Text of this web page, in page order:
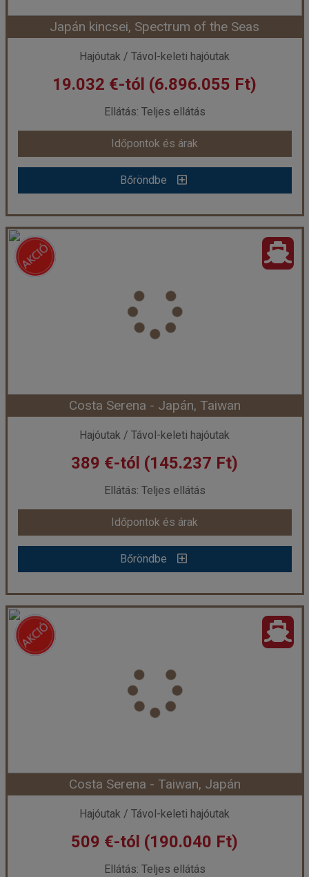
Időpont: 2026-08-06 | 12 éj
már 2.970 €-tól (1.076.150 Ft)
Időpontok és árak
Bőröndbe
Japán kincsei, Spectrum of the Seas
Hajóutak / Távol-keleti hajóutak
19.032 €-tól (6.896.055 Ft)
Ellátás: Teljes ellátás
Időpontok és árak
Bőröndbe
Japán kincsei, Spectrum of the Seas
Japán hajóutak
Utazás módja:Hajó
Ellátás: Teljes ellátás
Szálláskategória:Hajó kabin
grand suite - 1 hálószobás
Időpont: 2026-08-08 | 8 éj
már 19.032 €-tól (6.896.055 Ft)
Időpontok és árak
Bőröndbe
Costa Serena - Japán, Taiwan
Hajóutak / Távol-keleti hajóutak
389 €-tól (145.237 Ft)
Ellátás: Teljes ellátás
Időpontok és árak
Bőröndbe
Costa Serena - Japán, Taiwan
Távol-keleti hajóutak
Utazás módja:Hajó
Ellátás: Teljes ellátás
Szálláskategória:Hajó kabin
Costa ár, The Interior (I1), 2 felnőtt
Időpont: 2026-08-10 | 3 éj
már 389 €-tól (145.237 Ft)
Costa Serena - Taiwan, Japán
Hajóutak / Távol-keleti hajóutak
509 €-tól (190.040 Ft)
Ellátás: Teljes ellátás